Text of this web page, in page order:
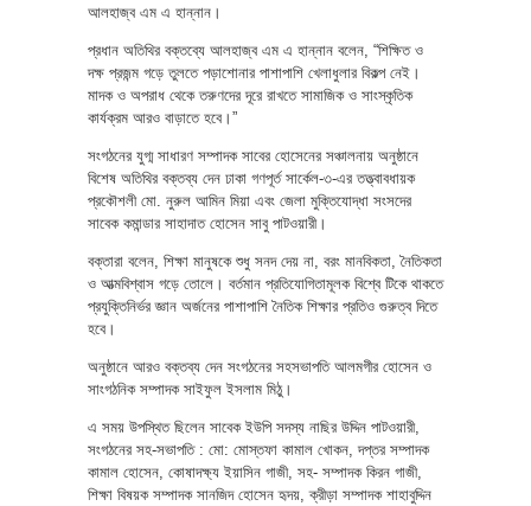
আলহাজ্ব এম এ হান্নান।
প্রধান অতিথির বক্তব্যে আলহাজ্ব এম এ হান্নান বলেন, “শিক্ষিত ও
দক্ষ প্রজন্ম গড়ে তুলতে পড়াশোনার পাশাপাশি খেলাধুলার বিকল্প নেই।
মাদক ও অপরাধ থেকে তরুণদের দূরে রাখতে সামাজিক ও সাংস্কৃতিক
কার্যক্রম আরও বাড়াতে হবে।”
সংগঠনের যুগ্ম সাধারণ সম্পাদক সাবের হোসেনের সঞ্চালনায় অনুষ্ঠানে
বিশেষ অতিথির বক্তব্য দেন ঢাকা গণপূর্ত সার্কেল-৩-এর তত্ত্বাবধায়ক
প্রকৌশলী মো. নুরুল আমিন মিয়া এবং জেলা মুক্তিযোদ্ধা সংসদের
সাবেক কমান্ডার সাহাদাত হোসেন সাবু পাটওয়ারী।
বক্তারা বলেন, শিক্ষা মানুষকে শুধু সনদ দেয় না, বরং মানবিকতা, নৈতিকতা
ও আত্মবিশ্বাস গড়ে তোলে। বর্তমান প্রতিযোগিতামূলক বিশ্বে টিকে থাকতে
প্রযুক্তিনির্ভর জ্ঞান অর্জনের পাশাপাশি নৈতিক শিক্ষার প্রতিও গুরুত্ব দিতে
হবে।
অনুষ্ঠানে আরও বক্তব্য দেন সংগঠনের সহসভাপতি আলমগীর হোসেন ও
সাংগঠনিক সম্পাদক সাইফুল ইসলাম মিঠু।
এ সময় উপস্থিত ছিলেন সাবেক ইউপি সদস্য নাছির উদ্দিন পাটওয়ারী,
সংগঠনের সহ-সভাপতি : মো: মোস্তফা কামাল খোকন, দপ্তর সম্পাদক
কামাল হোসেন, কোষাদক্ষ্য ইয়াসিন গাজী, সহ- সম্পাদক কিরন গাজী,
শিক্ষা বিষয়ক সম্পাদক সানজিদ হোসেন হৃদয়, ক্রীড়া সম্পাদক শাহাবুদ্দিন